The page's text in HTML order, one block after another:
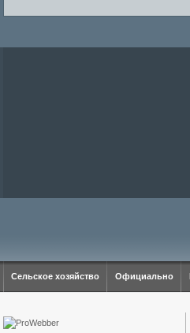
Сельское хозяйство Официально